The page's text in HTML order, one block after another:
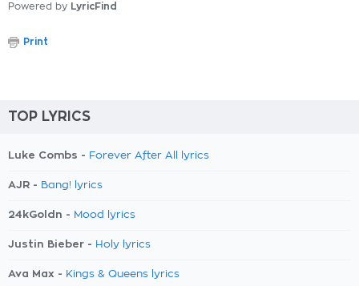
Powered by LyricFind
Print
TOP LYRICS
Luke Combs - Forever After All lyrics
AJR - Bang! lyrics
24kGoldn - Mood lyrics
Justin Bieber - Holy lyrics
Ava Max - Kings & Queens lyrics